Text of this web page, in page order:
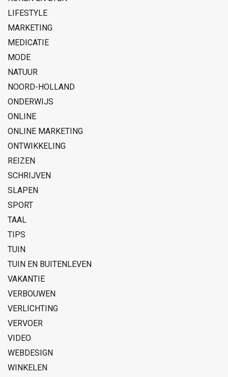
LIFESTYLE
MARKETING
MEDICATIE
MODE
NATUUR
NOORD-HOLLAND
ONDERWIJS
ONLINE
ONLINE MARKETING
ONTWIKKELING
REIZEN
SCHRIJVEN
SLAPEN
SPORT
TAAL
TIPS
TUIN
TUIN EN BUITENLEVEN
VAKANTIE
VERBOUWEN
VERLICHTING
VERVOER
VIDEO
WEBDESIGN
WINKELEN